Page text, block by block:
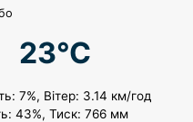
23°C
7%, Вітер: 3.14 км/год
43%, Тиск: 766 мм